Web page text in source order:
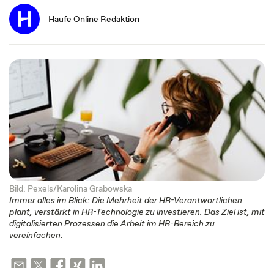
Haufe Online Redaktion
Bild: Pexels/Karolina Grabowska
Immer alles im Blick: Die Mehrheit der HR-Verantwortlichen
plant, verstärkt in HR-Technologie zu investieren. Das Ziel ist, mit
digitalisierten Prozessen die Arbeit im HR-Bereich zu
vereinfachen.